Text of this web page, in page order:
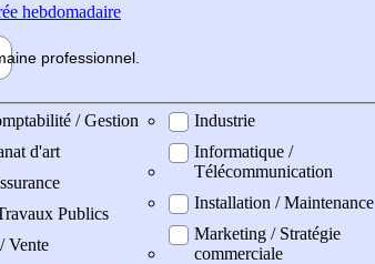
hebdomadaire
professionnel
/ Gestion
d'art
Publics
Vente
Industrie
Informatique /
Télécommunication
Installation / Maintenance
Marketing / Stratégie
commerciale